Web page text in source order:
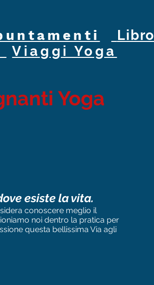
Libro
Viaggi Yoga
Yoga
esiste la vita.
conoscere meglio il
noi dentro la pratica per
questa bellissima Via agli